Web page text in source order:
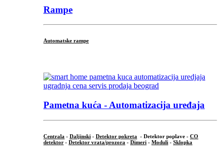
Rampe
Automatske rampe
Pametna kuća - Automatizacija uređaja
Centrala - Daljinski - Detektor pokreta - Detektor poplave - CO
detektor - Detektor vrata/prozora - Dimeri - Moduli - Sklopka